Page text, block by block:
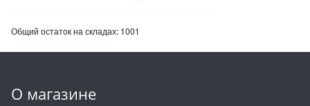
Общий остаток на складах: 1001
О магазине